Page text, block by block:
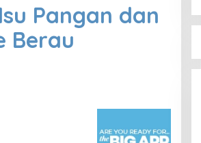
Pangan dan
Berau